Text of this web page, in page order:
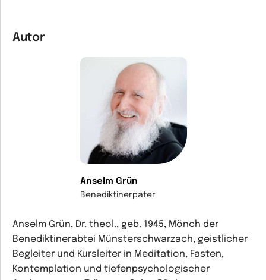
Autor
Anselm Grün
Benediktinerpater
Anselm Grün, Dr. theol., geb. 1945, Mönch der
Benediktinerabtei Münsterschwarzach, geistlicher
Begleiter und Kursleiter in Meditation, Fasten,
Kontemplation und tiefenpsychologischer